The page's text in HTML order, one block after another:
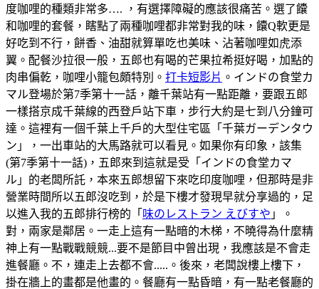
度咖哩的種類非常多…. ，有選擇障礙的應該很痛苦。選了饢
和咖哩的套餐，瞎點了兩種咖哩都非常對我的味，饢Q軟更是
好吃到不行，餅香、油甜就算單吃也美味、沾著咖哩如虎添
翼。配餐沙拉很一般，五郎也有喝的芒果拉希挺好喝，加點的
肉串偏乾，咖哩小籠包頗特別。 打卡短影片 。インドの食堂カ
マル登場於第7季第十一話，離千葉站有一點距離，要跟五郎
一樣搭京成千葉線的西登戶站下車，步行大約是七到八分鐘可
達。這裡有一個千葉上千戶的大型住宅區「千葉ガーデンタウ
ン」，一出車站的大馬路就可以看見。如果你有印象，該集
(第7季第十一話)，五郎來到這就是受「インドの食堂カマ
ル」的老闆所託，本來五郎想留下來吃印度咖哩，但那時是非
營業時間所以五郎沒吃到，於是下樓才發現早就分享過的，足
以進入我的五郎排行榜的「 味のレストラン えびすや 」。
對，兩家是鄰居。一走上這有一點暗的木梯，不曉得為什麼精
神上有一點戰戰競競...要不是節目中曾出現，我應該是不會走
進餐廳。不，連走上去都不會.....。後來，老闆說樓上樓下，
掛在牆上的畫都是他畫的。餐廳有一點昏暗，有一點老餐廳的